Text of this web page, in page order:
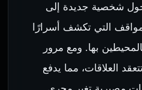
شخصية جديدة إلى
التي تكشف أسرارًا
بها. ومع مرور
العلاقات، مما يدفع